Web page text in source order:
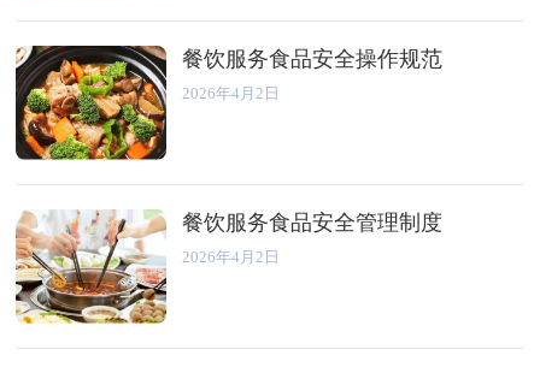
餐饮服务食品安全操作规范
2026年4月2日
餐饮服务食品安全管理制度
2026年4月2日